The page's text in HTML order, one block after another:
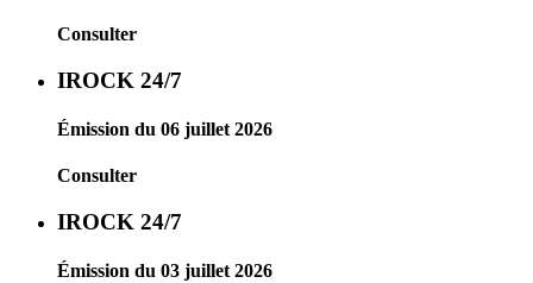
Consulter
IROCK 24/7
Émission du 06 juillet 2026
Consulter
IROCK 24/7
Émission du 03 juillet 2026